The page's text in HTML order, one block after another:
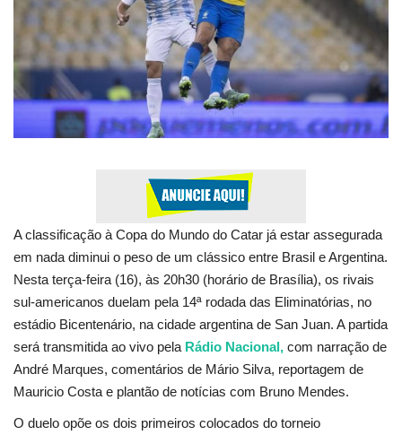
Esportes
Contato
Galeria
A classificação à Copa do Mundo do Catar já estar assegurada
em nada diminui o peso de um clássico entre Brasil e Argentina.
Nesta terça-feira (16), às 20h30 (horário de Brasília), os rivais
sul-americanos duelam pela 14ª rodada das Eliminatórias, no
estádio Bicentenário, na cidade argentina de San Juan. A partida
será transmitida ao vivo pela Rádio Nacional, com narração de
André Marques, comentários de Mário Silva, reportagem de
Mauricio Costa e plantão de notícias com Bruno Mendes.
O duelo opõe os dois primeiros colocados do torneio